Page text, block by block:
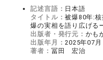
記述言語： 日本語
タイトル：被爆80年:
爆の実相を語り広げる
出版者・発行元： かも
出版年月：2025年07月
著者： 冨田 宏治